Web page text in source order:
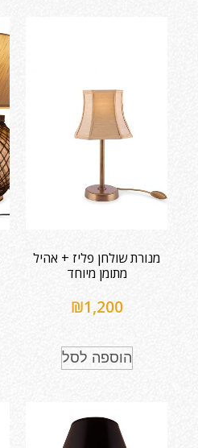
מנורת שולחן פליז + אהיל
מתומן מיוחד
₪1,200
הוספה לסל